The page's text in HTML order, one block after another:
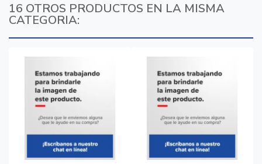
16 OTROS PRODUCTOS EN LA MISMA
CATEGORIA: